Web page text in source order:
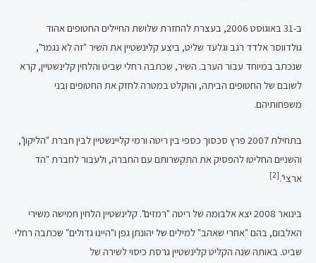
ב-31 באוגוסט 2006, בעצרת להחזרת שלושת החיילים החטופים אהוד
גולדווסר אלדד רגב וגלעד שליט, ביצע קלינשטיין את השיר "זה לא נגמר",
שנכתב במיוחד עבור הערב. השיר, שכתבה רחלי שביט והלחין קלינשטיין, קרא
לשובם של החטופים הביתה, והוקלט במטרה לחזק את החטופים ובני
משפחותיהם.
בתחילת 2007 פרץ סכסוך כספי בין ריטה ורמי קליינשטיין לבין חברת "הליקון",
והשניים החליטו להפסיק את התקשרותם עם החברה, ולעבור לחברת "הד
ארצי".[2]
בינואר 2008 יצא אלבומה של ריטה "רמזים". קלינשטיין הלחין חמישה משירי
האלבום, בהם "אחרי שאהב" למילים של יהונתן גפן ו"היינו גדולים" שכתבה רחלי
שביט. באותה שנה הקליט קלינשטיין גרסת כיסוי לשירה של